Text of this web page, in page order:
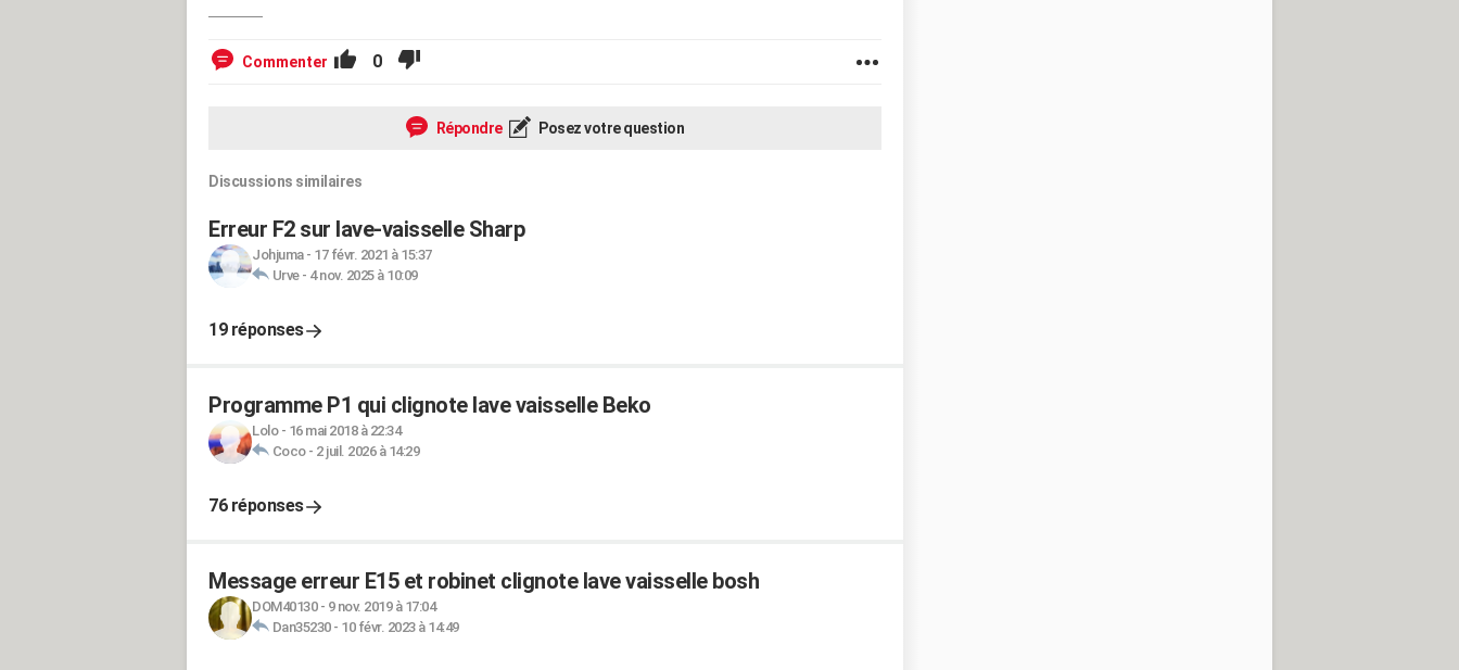
Commenter 0
Répondre Posez votre question
Discussions similaires
Erreur F2 sur lave-vaisselle Sharp
Johjuma- 17 févr. 2021 à 15:37
Urve- 4 nov. 2025 à 10:09
19 réponses
Programme P1 qui clignote lave vaisselle Beko
Lolo- 16 mai 2018 à 22:34
Coco- 2 juil. 2026 à 14:29
76 réponses
Message erreur E15 et robinet clignote lave vaisselle bosh
DOM40130- 9 nov. 2019 à 17:04
Dan35230- 10 févr. 2023 à 14:49